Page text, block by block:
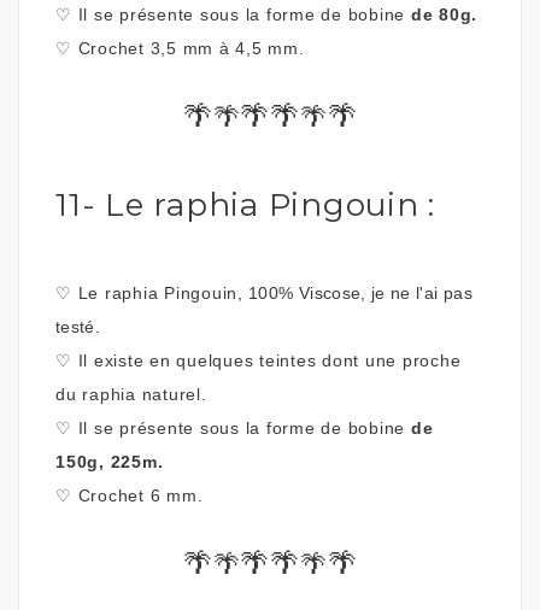
♡ Il se présente sous la forme de bobine de 80g.
♡ Crochet 3,5 mm à 4,5 mm.
🌴🌴🌴🌴🌴🌴
11- Le raphia Pingouin :
♡ Le raphia Pingouin, 100% Viscose, je ne l'ai pas
testé.
♡ Il existe en quelques teintes dont une proche
du raphia naturel.
♡ Il se présente sous la forme de bobine de
150g, 225m.
♡ Crochet 6 mm.
🌴🌴🌴🌴🌴🌴